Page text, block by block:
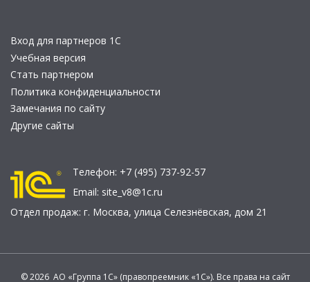
Вход для партнеров 1С
Учебная версия
Стать партнером
Политика конфиденциальности
Замечания по сайту
Другие сайты
Телефон: +7 (495) 737-92-57
Email: site_v8@1c.ru
Отдел продаж: г. Москва, улица Селезнёвская, дом 21
© 2026 АО «Группа 1С» (правопреемник «1С»). Все права на сайт